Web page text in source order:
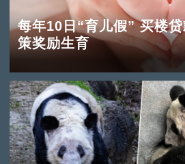
每年10日“育儿假” 买楼
策奖励生育